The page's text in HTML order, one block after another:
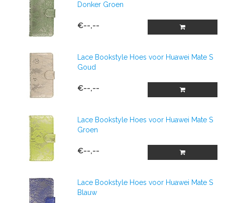
Donker Groen
€--,--
Lace Bookstyle Hoes voor Huawei Mate S
Goud
€--,--
Lace Bookstyle Hoes voor Huawei Mate S
Groen
€--,--
Lace Bookstyle Hoes voor Huawei Mate S
Blauw